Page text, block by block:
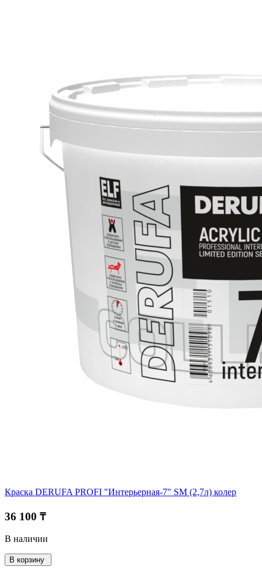
Краска DERUFA PROFI "Интерьерная-7" SM (2,7л) колер
36 100 ₸
В наличии
В корзину